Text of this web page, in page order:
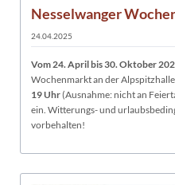
Nesselwanger
24.04.2025
Vom 24. April bis30. Oktober
Wochenmarkt an der
19 Uhr(Ausnahme: nicht an
ein. Witterungs- und
vorbehalten!